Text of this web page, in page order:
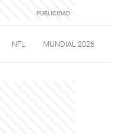
NFL MUNDIAL 2026